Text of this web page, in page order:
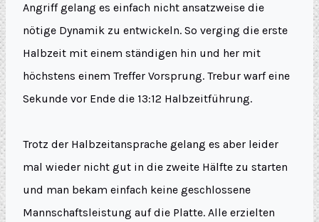
Angriff gelang es einfach nicht ansatzweise die
nötige Dynamik zu entwickeln. So verging die erste
Halbzeit mit einem ständigen hin und her mit
höchstens einem Treffer Vorsprung. Trebur warf eine
Sekunde vor Ende die 13:12 Halbzeitführung.
Trotz der Halbzeitansprache gelang es aber leider
mal wieder nicht gut in die zweite Hälfte zu starten
und man bekam einfach keine geschlossene
Mannschaftsleistung auf die Platte. Alle erzielten